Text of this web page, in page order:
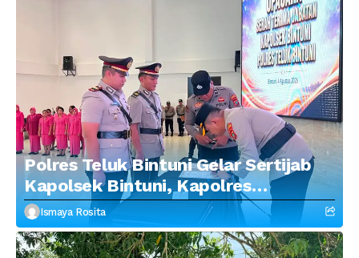
Polres Teluk Bintuni Gelar Sertijab
Kapolsek Bintuni, Kapolres
Tekankan Profesionalisme dan
Penguatan Sinergitas
Ismaya Rosita